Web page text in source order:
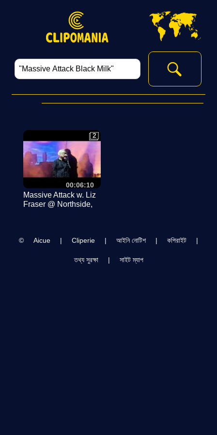
00:06:10
2
2
Massive Attack w. Liz
Fraser @ Northside,
© Aicue | Cliperie | আইনি নোটিশ | কপিরাইট |
তথ্য সুরক্ষা | সাইট ম্যাপ